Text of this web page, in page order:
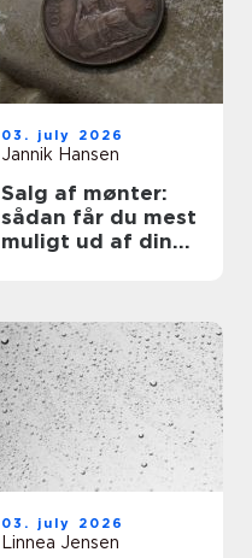
03. july 2026
Jannik Hansen
Salg af mønter:
sådan får du mest
muligt ud af din
03. july 2026
Linnea Jensen